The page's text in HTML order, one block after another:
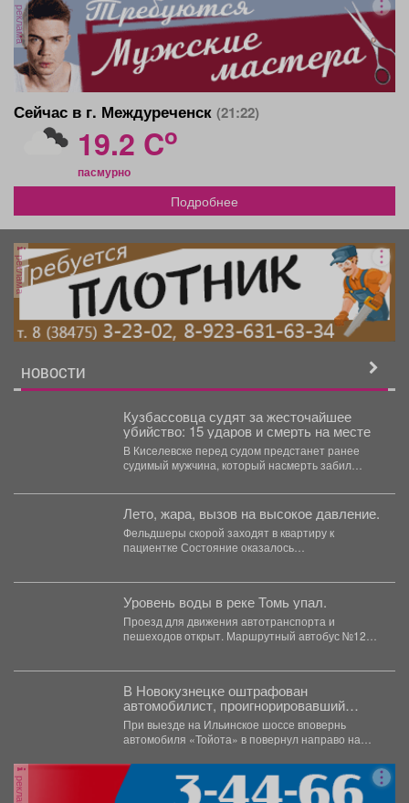
реклама
Сейчас в г. Междуреченск (21:22)
19.2 Co
пасмурно
Подробнее
реклама
НОВОСТИ
Кузбассовца судят за жесточайшее
убийство: 15 ударов и смерть на месте
В Киселевске перед судом предстанет ранее
судимый мужчина, который насмерть забил
Лето, жара, вызов на высокое давление.
Фельдшеры скорой заходят в квартиру к
пациентке Состояние оказалось
Уровень воды в реке Томь упал.
Проезд для движения автотранспорта и
пешеходов открыт. Маршрутный автобус №12
В Новокузнецке оштрафован
автомобилист, проигнорировавший
запрещающий сигнал светофора
При выезде на Ильинское шоссе вповернь
автомобиля «Тойота» в повернул направо на
реклама